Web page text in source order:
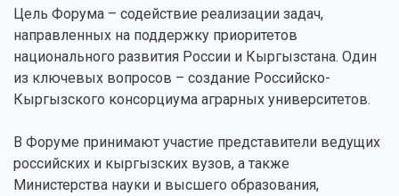
Цель Форума – содействие реализации задач,
направленных на поддержку приоритетов
национального развития России и Кыргызстана. Один
из ключевых вопросов – создание Российско-
Кыргызского консорциума аграрных университетов.
В Форуме принимают участие представители ведущих
российских и кыргызских вузов, а также
Министерства науки и высшего образования,